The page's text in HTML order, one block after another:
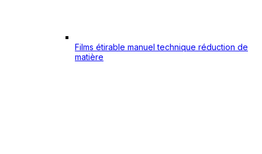
Films étirable manuel technique réduction de
matière